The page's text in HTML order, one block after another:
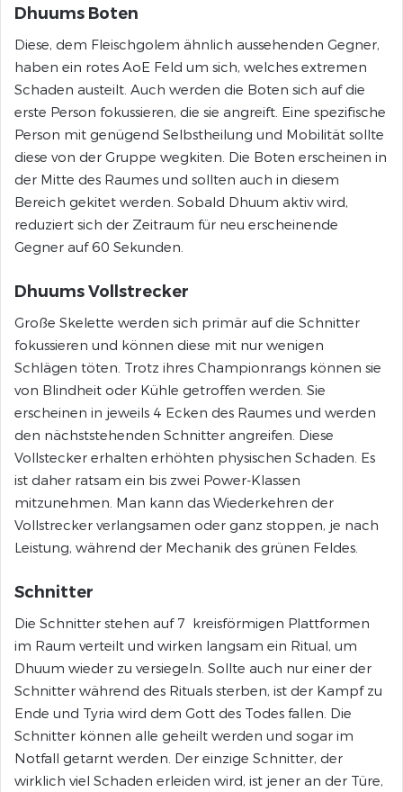
Dhuums Boten
Diese, dem Fleischgolem ähnlich aussehenden Gegner,
haben ein rotes AoE Feld um sich, welches extremen
Schaden austeilt. Auch werden die Boten sich auf die
erste Person fokussieren, die sie angreift. Eine spezifische
Person mit genügend Selbstheilung und Mobilität sollte
diese von der Gruppe wegkiten. Die Boten erscheinen in
der Mitte des Raumes und sollten auch in diesem
Bereich gekitet werden. Sobald Dhuum aktiv wird,
reduziert sich der Zeitraum für neu erscheinende
Gegner auf 60 Sekunden.
Dhuums Vollstrecker
Große Skelette werden sich primär auf die Schnitter
fokussieren und können diese mit nur wenigen
Schlägen töten. Trotz ihres Championrangs können sie
von Blindheit oder Kühle getroffen werden. Sie
erscheinen in jeweils 4 Ecken des Raumes und werden
den nächststehenden Schnitter angreifen. Diese
Vollstecker erhalten erhöhten physischen Schaden. Es
ist daher ratsam ein bis zwei Power-Klassen
mitzunehmen. Man kann das Wiederkehren der
Vollstrecker verlangsamen oder ganz stoppen, je nach
Leistung, während der Mechanik des grünen Feldes.
Schnitter
Die Schnitter stehen auf 7 kreisförmigen Plattformen
im Raum verteilt und wirken langsam ein Ritual, um
Dhuum wieder zu versiegeln. Sollte auch nur einer der
Schnitter während des Rituals sterben, ist der Kampf zu
Ende und Tyria wird dem Gott des Todes fallen. Die
Schnitter können alle geheilt werden und sogar im
Notfall getarnt werden. Der einzige Schnitter, der
wirklich viel Schaden erleiden wird, ist jener an der Türe,